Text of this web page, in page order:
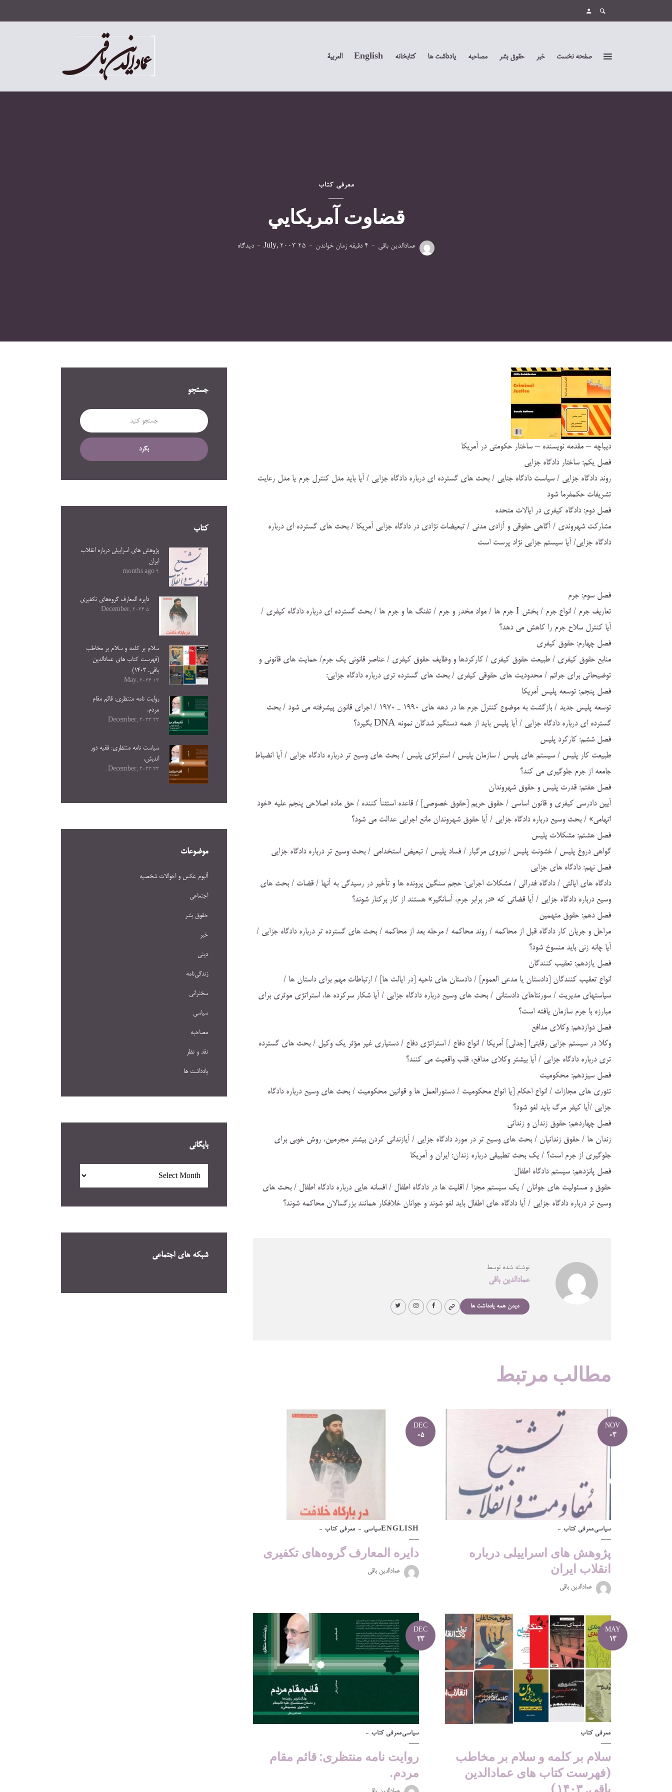
صفحه نخست خبر حقوق بشر مصاحبه یادداشت ها کتابخانه English العربیة
معرفی کتاب
قضاوت آمريکايي
عمادالدین باقی 4 دقیقه زمان خواندن 25 July, 2003 دیدگاه
جستجو
بگرد
کتاب
پژوهش های اسراییلی درباره انقلاب
ایران
9 months ago
دایره المعارف گروه‌های تکفیری
5 December, 2024
سلام بر کلمه و سلام بر مخاطب
(فهرست کتاب های عمادالدین
باقی. ۱۴۰۳)
13 May, 2024
روایت نامه منتظری: قائم مقام
مردم.
23 December, 2023
سیاست نامه منتظری: فقیه دور
اندیش.
23 December, 2023
موضوعات
آلبوم عکس و احوالات شخصيه
اجتماعی
حقوق بشر
خبر
دینی
زندگی‌نامه
سخنرانی
سیاسی
مصاحبه
نقد و نظر
یادداشت ها
بایگانی
شبکه های اجتماعی
ديباچه – مقدمه نويسنده – ساختار حكومتي در آمريكا
فصل يكم: ساختار دادگاه جزايي
روند دادگاه جزايي / سياست دادگاه جنايي / بحث هاي گسترده اي درباره دادگاه جزايي / آيا بايد مدل كنترل جرم يا مدل رعايت
تشريفات حكمفرما شود
فصل دوم: دادگاه كيفري در ايالات متحده
مشاركت شهروندي / آگاهي حقوقي و آزادي مدني / تبعيضات نژادي در دادگاه جزايي آمريكا / بحث هاي گسترده اي درباره
دادگاه جزايي/ آيا سيستم جزايي نژاد پرست است
فصل سوم: جرم
تعاريف جرم / انواع جرم / بخش I جرم ها / مواد مخدر و جرم / تفنگ ها و جرم ها / بحث گسترده اي درباره دادگاه كيفري /
آيا كنترل سلاح جرم را كاهش مي دهد؟
فصل چهارم: حقوق كيفري
منابع حقوق كيفري / طبيعت حقوق كيفري / كاركردها و وظايف حقوق كيفري / عناصر قانوني يك جرم/ حمايت هاي قانوني و
توضيحاتي براي جرائم / محدوديت هاي حقوقي كيفري / بحث هاي گسترده تري درباره دادگاه جزايي:
فصل پنجم: توسعه پليس آمريكا
توسعه پليس جديد / بازگشت به موضوع كنترل جرم ها در دهه هاي 1990 ـ 1970 / اجراي قانون پيشرفته مي شود / بحث
گسترده اي درباره دادگاه جزايي / آيا پليس بايد از همه دستگير شدگان نمونه DNA بگيرد؟
فصل ششم: كاركرد پليس
طبيعت كار پليس / سيستم هاي پليس / سازمان پليس / استراتژي پليس / بحث هاي وسيع تر درباره دادگاه جزايي / آيا انضباط
جامعه از جرم جلوگيري مي كند؟
فصل هفتم: قدرت پليس و حقوق شهروندان
آيين دادرسي كيفري و قانون اساسي / حقوق حريم [حقوق خصوصي] / قاعده استثنأ كننده / حق ماده اصلاحي پنجم عليه «خود
اتهامي» / بحث وسيع درباره دادگاه جزايي / آيا حقوق شهروندان مانع اجرايي عدالت مي شود؟
فصل هشتم: مشكلات پليس
گواهي دروغ پليس / خشونت پليس / نيروي مرگبار / فساد پليس / تبعيض استخدامي / بحث وسيع تر درباره دادگاه جزايي
فصل نهم: دادگاه هاي جزايي
دادگاه هاي ايالتي / دادگاه فدرالي / مشكلات اجرايي: حجم سنگين پرونده ها و تأخير در رسيدگي به آنها / قضات / بحث هاي
وسيع درباره دادگاه جزايي / آيا قضاتي كه «در برابر جرم، آسانگير» هستند از كار بركنار شوند؟
فصل دهم: حقوق متهمين
مراحل و جريان كار دادگاه قبل از محاكمه / روند محاكمه / مرحله بعد از محاكمه / بحث هاي گسترده تر درباره دادگاه جزايي /
آيا چانه زني بايد منسوخ شود؟
فصل يازدهم: تعقيب كنندگان
انواع تعقيب كنندگان [دادستان يا مدعي العموم] / دادستان هاي ناحيه [در ايالت ها] / ارتباطات مهم براي داستان ها /
سياستهاي مديريت / سورنتاهاي دادستاني / بحث هاي وسيع درباره دادگاه جزايي / آيا شكار سركرده ها، استراتژي موثري براي
مبارزه با جرم سازمان يافته است؟
فصل دوازدهم: وكلاي مدافع
وكلا در سيستم جزايي رقابتي! [جدلي] آمريكا / انواع دفاع / استراتژي دفاع / دستياري غير مؤثر يك وكيل / بحث هاي گسترده
تري درباره دادگاه جزايي / آيا بيشتر وكلاي مدافع، قلب واقعيت مي كنند؟
فصل سيزدهم: محكوميت
تئوري هاي مجازات / انواع احكام [يا انواع محكوميت / دستورالعمل ها و قوانين محكوميت / بحث هاي وسيع درباره دادگاه
جزايي /آيا كيفر مرگ بايد لغو شود؟
فصل چهاردهم: حقوق زندان و زنداني
زندان ها / حقوق زندانيان / بحث هاي وسيع تر در مورد دادگاه جزايي / آيازنداني كردن بيشتر مجرمين، روش خوبي براي
جلوگيري از جرم است؟ / يك بحث تطبيقي درباره زندان: ايران و آمريكا
فصل پانزدهم: سيستم دادگاه اطفال
حقوق و مسئوليت هاي جوانان / يك سيستم مجزا / اقليت ها در دادگاه اطفال / افسانه هايي درباره دادگاه اطفال / بحث هاي
وسيع تر درباره دادگاه جزايي / آيا دادگاه هاي اطفال بايد لغو شوند و جوانان خلافكار همانند بزرگسالان محاكمه شوند؟
نوشته شده توسط
عمادالدین باقی
دیدن همه یادداشت ها
مطالب مرتبط
NOV
03
سیاسیمعرفی کتاب
پژوهش های اسراییلی درباره
انقلاب ایران
عمادالدین باقی
DEC
05
ENGLISHسیاسی معرفی کتاب
دایره المعارف گروه‌های تکفیری
عمادالدین باقی
MAY
13
معرفی کتاب
سلام بر کلمه و سلام بر مخاطب
(فهرست کتاب های عمادالدین
باقی. ۱۴۰۳)
DEC
23
سیاسیمعرفی کتاب
روایت نامه منتظری: قائم مقام
مردم.